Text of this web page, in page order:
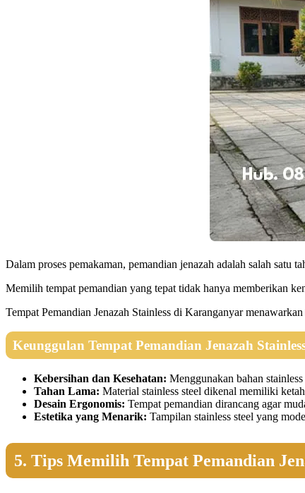
Dalam proses pemakaman, pemandian jenazah adalah salah satu
Memilih tempat pemandian yang tepat tidak hanya memberikan
Tempat Pemandian Jenazah Stainless di Karanganyar
Keunggulan Tempat Pemandian Jenazah
Kebersihan dan Kesehatan: Menggunakan bahan
Tahan Lama: Material stainless steel dikenal memiliki
Desain Ergonomis: Tempat pemandian dirancang agar
Estetika yang Menarik: Tampilan stainless steel yang
5. Tips Memilih Tempat Pemandian